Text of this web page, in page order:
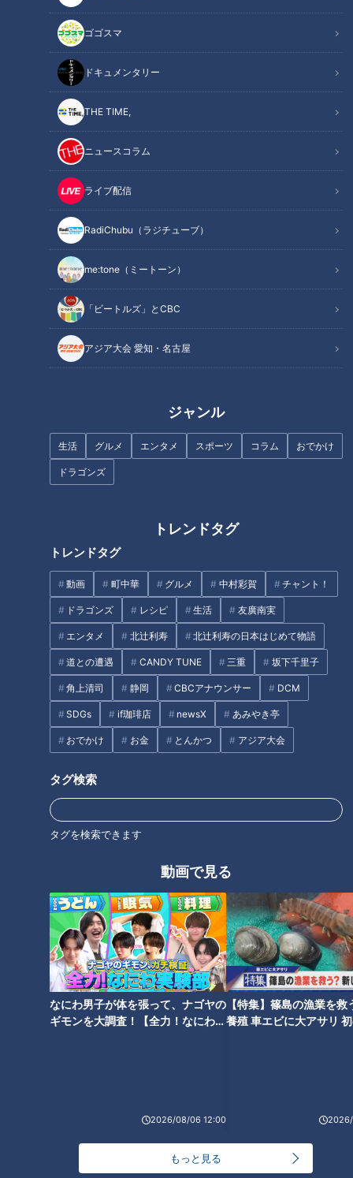
ゴゴスマ
ドキュメンタリー
THE TIME,
ニュースコラム
ライブ配信
RadiChubu（ラジチューブ）
me:tone（ミートーン）
「ビートルズ」とCBC
アジア大会 愛知・名古屋
ジャンル
生活 グルメ エンタメ スポーツ コラム おでかけ
ドラゴンズ
トレンドタグ
トレンドタグ
動画 町中華 グルメ 中村彩賀 チャント！
ドラゴンズ レシピ 生活 友廣南実
エンタメ 北辻利寿 北辻利寿の日本はじめて物語
道との遭遇 CANDY TUNE 三重 坂下千里子
角上清司 静岡 CBCアナウンサー DCM
SDGs if珈琲店 newsX あみやき亭
おでかけ お金 とんかつ アジア大会
タグ検索
タグを検索できます
動画で見る
なにわ男子が体を張って、ナゴヤの
ギモンを大調査！【全力！なにわ実
2026/08/06 12:00
【特集】篠島の漁業を救
養殖 車エビに大アサリ
もっと見る
記事に戻る
この記事を見たあなたへのおすすめ
ブーム到来!? 古くて新しい名古
屋めし「小倉トースト」～大竹
敏之の「シン・名古屋めし」
日本生まれ！鉛筆型・水性イン
ク・ゲルインクの魅力～ボール
げ」の作り方【キユーピー３分
「マスキングテープ」そのカラ
昭和の珍品おもちゃ～オスとメ
スを判別する不思議なペンダン
トを覚えていますか？
「名古屋めし」に仲間入り！カ
レー煮込みうどんが人気上昇中
～大竹敏之のシン・名古屋めし
タグ
北辻利寿
北辻利寿の日本はじめて物語
オススメ関連コンテンツ